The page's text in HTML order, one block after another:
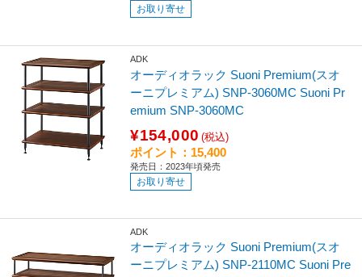
お取り寄せ
ADK
オーディオラック Suoni Premium(スオ
ーニプレミアム) SNP-3060MC Suoni Pr
emium SNP-3060MC
¥154,000 (税込)
ポイント：15,400
発売日：2023年頃発売
お取り寄せ
ADK
オーディオラック Suoni Premium(スオ
ーニプレミアム) SNP-2110MC Suoni Pre